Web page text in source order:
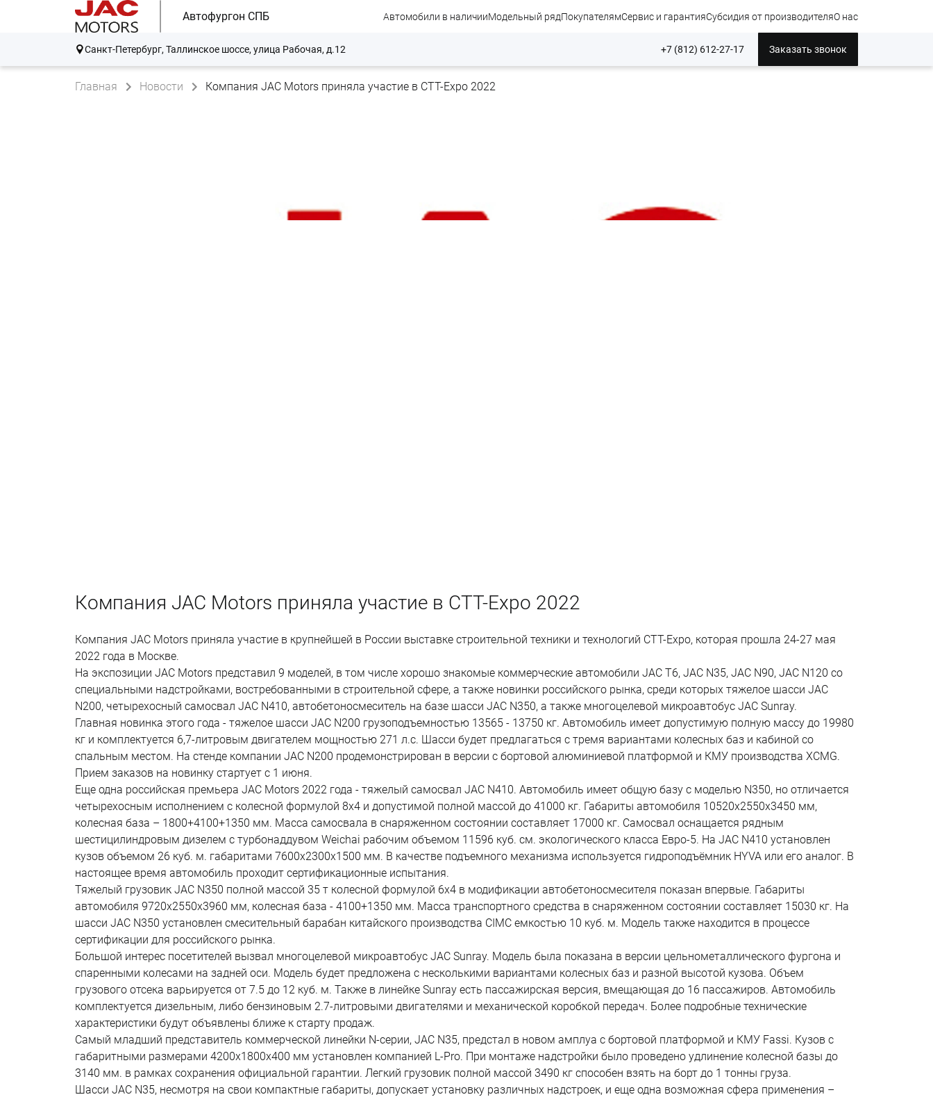
Автофургон СПБ Автомобили в наличииМодельный рядПокупателямСервис и гарантияСубсидия от производителяО нас
Санкт-Петербург, Таллинское шоссе, улица Рабочая, д.12 +7 (812) 612-27-17 Заказать звонок
Главная Новости Компания JAC Motors приняла участие в СТТ-Expo 2022
Компания JAC Motors приняла участие в СТТ-Expo 2022
Компания JAC Motors приняла участие в крупнейшей в России выставке строительной техники и технологий СТТ-Expo, которая прошла 24-27 мая
2022 года в Москве.
На экспозиции JAC Motors представил 9 моделей, в том числе хорошо знакомые коммерческие автомобили JAC T6, JAC N35, JAC N90, JAC N120 со
специальными надстройками, востребованными в строительной сфере, а также новинки российского рынка, среди которых тяжелое шасси JAC
N200, четырехосный самосвал JAC N410, автобетоносмеситель на базе шасси JAC N350, а также многоцелевой микроавтобус JAC Sunray.
Главная новинка этого года - тяжелое шасси JAC N200 грузоподъемностью 13565 - 13750 кг. Автомобиль имеет допустимую полную массу до 19980
кг и комплектуется 6,7-литровым двигателем мощностью 271 л.с. Шасси будет предлагаться с тремя вариантами колесных баз и кабиной со
спальным местом. На стенде компании JAC N200 продемонстрирован в версии с бортовой алюминиевой платформой и КМУ производства XCMG.
Прием заказов на новинку стартует с 1 июня.
Еще одна российская премьера JAC Motors 2022 года - тяжелый самосвал JAC N410. Автомобиль имеет общую базу с моделью N350, но отличается
четырехосным исполнением с колесной формулой 8х4 и допустимой полной массой до 41000 кг. Габариты автомобиля 10520х2550х3450 мм,
колесная база – 1800+4100+1350 мм. Масса самосвала в снаряженном состоянии составляет 17000 кг. Самосвал оснащается рядным
шестицилиндровым дизелем с турбонаддувом Weichai рабочим объемом 11596 куб. см. экологического класса Евро-5. На JAC N410 установлен
кузов объемом 26 куб. м. габаритами 7600х2300х1500 мм. В качестве подъемного механизма используется гидроподъёмник HYVA или его аналог. В
настоящее время автомобиль проходит сертификационные испытания.
Тяжелый грузовик JAC N350 полной массой 35 т колесной формулой 6х4 в модификации автобетоносмесителя показан впервые. Габариты
автомобиля 9720х2550х3960 мм, колесная база - 4100+1350 мм. Масса транспортного средства в снаряженном состоянии составляет 15030 кг. На
шасси JAC N350 установлен смесительный барабан китайского производства CIMC емкостью 10 куб. м. Модель также находится в процессе
сертификации для российского рынка.
Большой интерес посетителей вызвал многоцелевой микроавтобус JAC Sunray. Модель была показана в версии цельнометаллического фургона и
спаренными колесами на задней оси. Модель будет предложена с несколькими вариантами колесных баз и разной высотой кузова. Объем
грузового отсека варьируется от 7.5 до 12 куб. м. Также в линейке Sunray есть пассажирская версия, вмещающая до 16 пассажиров. Автомобиль
комплектуется дизельным, либо бензиновым 2.7-литровыми двигателями и механической коробкой передач. Более подробные технические
характеристики будут объявлены ближе к старту продаж.
Самый младший представитель коммерческой линейки N-серии, JAC N35, предстал в новом амплуа с бортовой платформой и КМУ Fassi. Кузов с
габаритными размерами 4200х1800х400 мм установлен компанией L-Pro. При монтаже надстройки было проведено удлинение колесной базы до
3140 мм. в рамках сохранения официальной гарантии. Легкий грузовик полной массой 3490 кг способен взять на борт до 1 тонны груза.
Шасси JAC N35, несмотря на свои компактные габариты, допускает установку различных надстроек, и еще одна возможная сфера применения –